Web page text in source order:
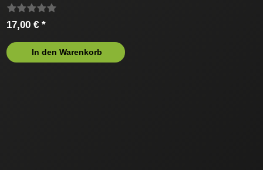
17,00 € *
In den Warenkorb